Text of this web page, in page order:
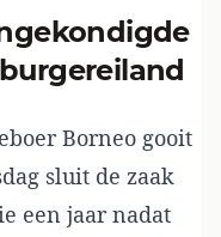
Borneo gooit
sluit de zaak
een jaar nadat